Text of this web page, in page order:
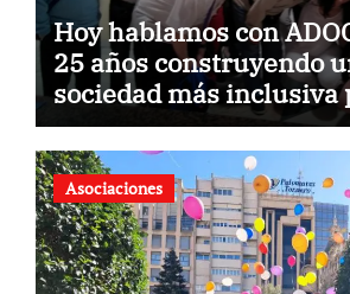
Hoy hablamos con
25 años construyendo
sociedad más inclusiva
personas con síndrome
Asociaciones